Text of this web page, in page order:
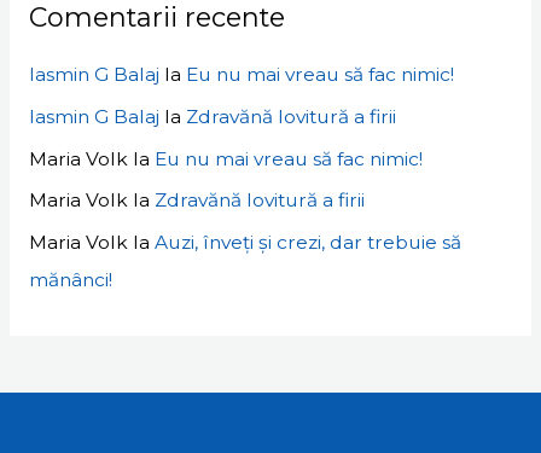
Comentarii recente
Iasmin G Balaj la Eu nu mai vreau să fac nimic!
Iasmin G Balaj la Zdravănă lovitură a firii
Maria Volk la Eu nu mai vreau să fac nimic!
Maria Volkla Zdravănă lovitură a firii
Maria Volkla Auzi, înveți și crezi, dar trebuie să
mănânci!